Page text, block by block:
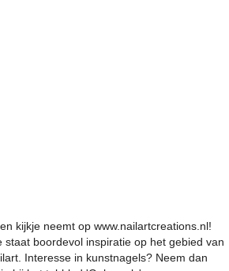
kijkje neemt op www.nailartcreations.nl!
staat boordevol inspiratie op het gebied van
Interesse in kunstnagels? Neem dan